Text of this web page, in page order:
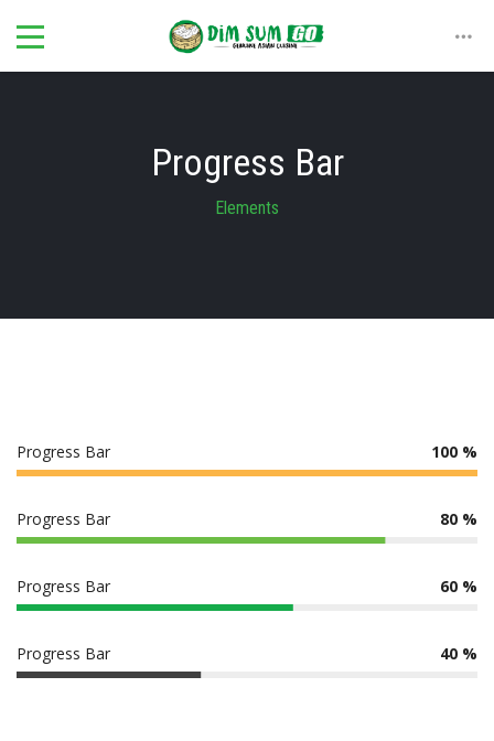
Progress Bar
Elements
Progress Bar 100 %
Progress Bar 80 %
Progress Bar 60 %
Progress Bar 40 %